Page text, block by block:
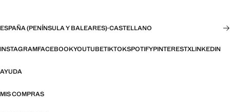
ESPAÑA (PENÍNSULA Y BALEARES)·CASTELLANO
INSTAGRAMFACEBOOKYOUTUBETIKTOKSPOTIFYPINTERESTXLINKEDIN
AYUDA
MIS COMPRAS